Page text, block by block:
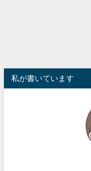
私が書いています